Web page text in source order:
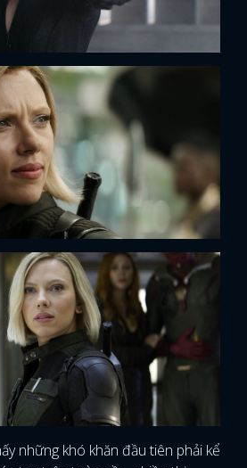
những khó khăn đầu tiên phải kể